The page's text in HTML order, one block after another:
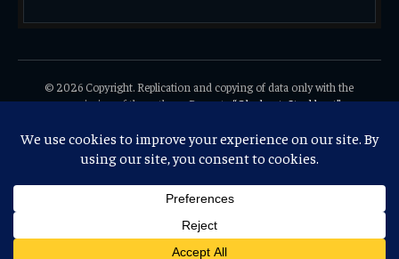
© 2026 Copyright. Replication and copying of data only with the
permission of the authors. Property“Olegluart, Stockluart”.
Одноклассники
Дзен ЖЖ Bio Link
Linktree
Taplink